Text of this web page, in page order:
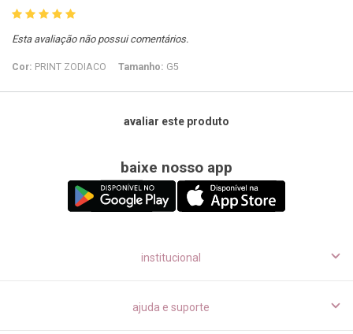
Esta avaliação não possui comentários.
Cor: PRINT ZODIACO Tamanho: G5
avaliar este produto
baixe nosso app
institucional
ajuda e suporte